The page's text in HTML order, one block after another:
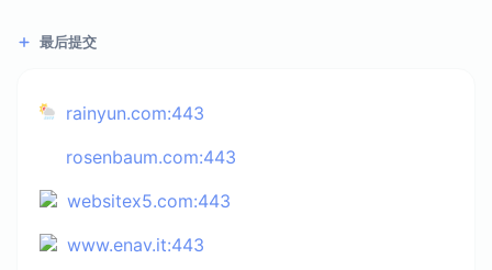
最后提交
rainyun.com:443
rosenbaum.com:443
websitex5.com:443
www.enav.it:443